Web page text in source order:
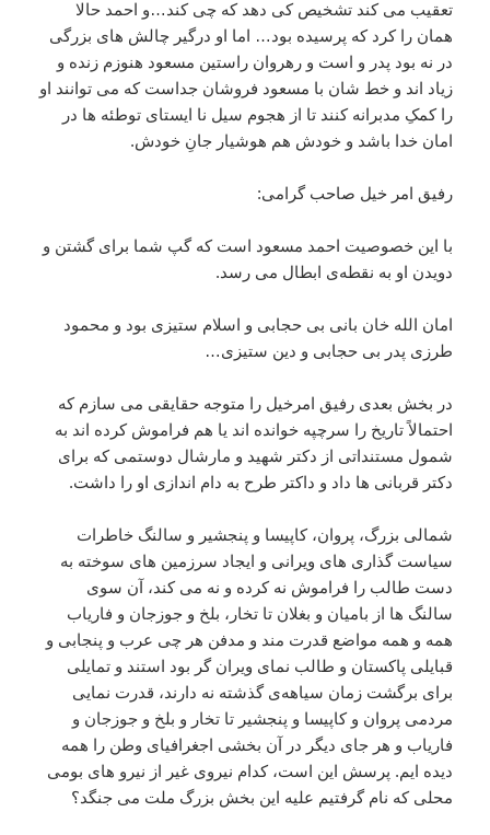
تعقیب می کند تشخیص کی دهد که چی کند…و احمد حالا
همان را کرد که پرسیده بود… اما او درگیر چالش های بزرگی
در نه بود پدر و است و رهروان راستین مسعود هنوزم زنده و
زیاد اند و خط شان با مسعود فروشان جداست که می توانند او
را کمکِ مدبرانه کنند تا از هجوم سیل نا ایستای توطئه ها در
امان خدا باشد و خودش هم هوشیار جانِ خودش.
رفیق امر خیل صاحب گرامی:
با این خصوصیت احمد مسعود است که گپ شما برای گشتن ‌و
دویدن او به نقطه‌ی ابطال می رسد.
امان الله خان بانی بی حجابی و اسلام ستیزی بود و محمود
طرزی پدر بی حجابی و دین ستیزی…
در بخش بعدی رفیق امرخیل را متوجه حقایقی می سازم که
احتمالاً تاریخ را سرچپه خوانده اند یا هم فراموش کرده اند به
شمول مستنداتی از دکتر شهید و مارشال دوستمی که برای
دکتر قربانی ها داد و داکتر طرح به دام اندازی او را داشت.
شمالی بزرگ، پروان، کاپیسا و پنجشیر و سالنگ خاطرات
سیاست گذاری های ویرانی و ایجاد سرزمین های سوخته به
دست طالب را فراموش نه کرده و نه می کند، آن سوی
سالنگ ها از بامیان و بغلان تا تخار، بلخ و جوزجان و فاریاب
همه و همه مواضع قدرت مند و مدفن هر چی عرب و پنجابی و
قبایلی پاکستان و طالب نمای ویران گر بود استند و تمایلی
برای برگشت زمان سیاهه‌ی گذشته نه دارند، قدرت نمایی
مردمی پروان و کاپیسا و پنجشیر تا تخار و بلخ و جوزجان و
فاریاب و هر جای دیگر در آن بخشی اجغرافیای وطن را همه
دیده ایم. پرسش این است، کدام نیروی غیر از نیرو های بومی
محلی که نام گرفتیم علیه این بخش بزرگ ملت می جنگد؟